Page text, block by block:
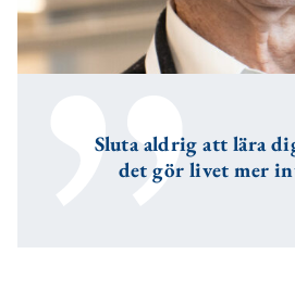
Sluta aldrig att lära
det gör livet mer